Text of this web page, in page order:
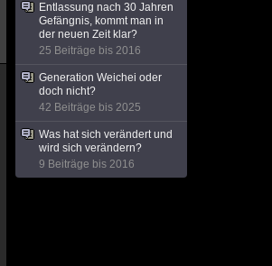
Entlassung nach 30 Jahren
Gefängnis, kommt man in
der neuen Zeit klar?
25 Beiträge bis 2016
Generation Weichei oder
doch nicht?
42 Beiträge bis 2025
Was hat sich verändert und
wird sich verändern?
9 Beiträge bis 2016